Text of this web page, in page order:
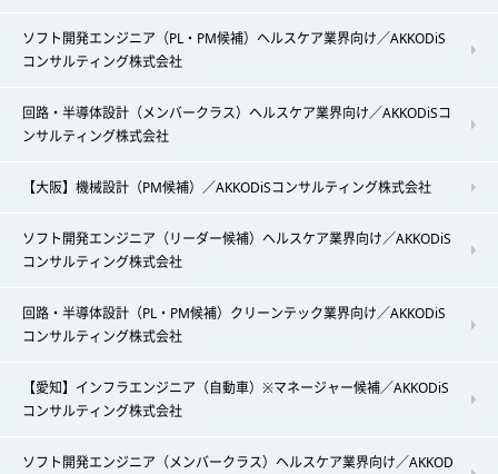
ソフト開発エンジニア（PL・PM候補）ヘルスケア業界向け／AKKODiS
コンサルティング株式会社
回路・半導体設計（メンバークラス）ヘルスケア業界向け／AKKODiSコ
ンサルティング株式会社
【大阪】機械設計（PM候補）／AKKODiSコンサルティング株式会社
ソフト開発エンジニア（リーダー候補）ヘルスケア業界向け／AKKODiS
コンサルティング株式会社
回路・半導体設計（PL・PM候補）クリーンテック業界向け／AKKODiS
コンサルティング株式会社
【愛知】インフラエンジニア（自動車）※マネージャー候補／AKKODiS
コンサルティング株式会社
ソフト開発エンジニア（メンバークラス）ヘルスケア業界向け／AKKOD